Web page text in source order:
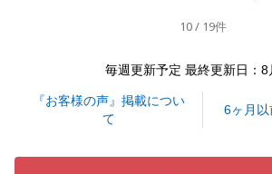
また不動産に関してお困りごと等ご
今後共、よろしくお願いいたします。
閉じる
10 / 19件
毎週更新予定 最終更新日：8
『お客様の声』掲載につい
て
6ヶ月以